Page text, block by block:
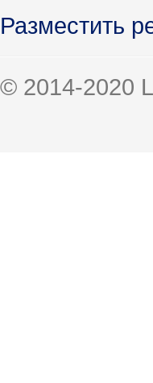
Разместить
© 2014-2020